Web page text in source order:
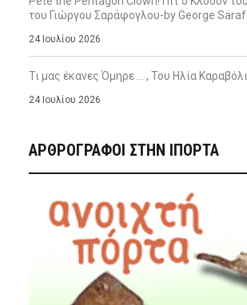
του Γιώργου Σαράφογλου-by George
24 Ιουλίου 2026
Τι μας έκανες Όμηρε … , Του Ηλία
24 Ιουλίου 2026
ΑΡΘΡΟΓΡΑΦΟΙ ΣΤΗΝ IΠΟΡΤΑ